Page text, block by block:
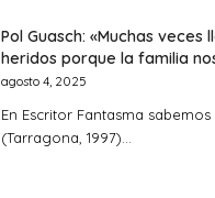
Pol Guasch: «Muchas
heridos porque la familia
agosto 4, 2025
En Escritor Fantasma
(Tarragona, 1997)…